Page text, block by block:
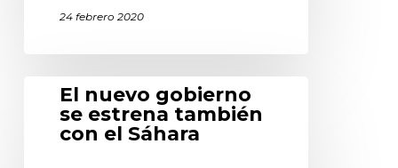
24 febrero 2020
El nuevo gobierno
se estrena también
con el Sáhara